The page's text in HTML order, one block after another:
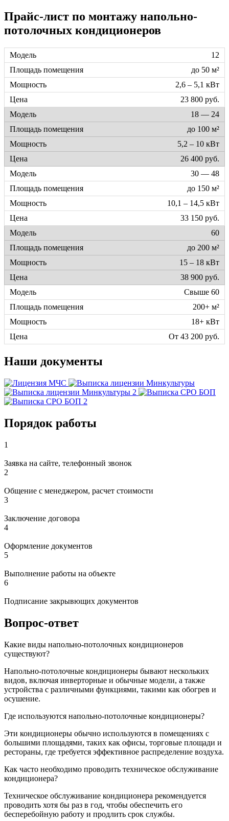
Прайс-лист по монтажу напольно-
потолочных кондиционеров
12
до 50 м²
2,6 – 5,1 кВт
23 800 руб.
18 — 24
до 100 м²
5,2 – 10 кВт
26 400 руб.
30 — 48
до 150 м²
10,1 – 14,5 кВт
33 150 руб.
60
до 200 м²
15 – 18 кВт
38 900 руб.
Свыше 60
200+ м²
18+ кВт
От 43 200 руб.
Наши документы
Порядок работы
1
Заявка на сайте, телефонный звонок
2
Общение с менеджером, расчет стоимости
3
Заключение договора
4
Оформление документов
5
Выполнение работы на объекте
6
Подписание закрывющих документов
Вопрос-ответ
Какие виды напольно-потолочных кондиционеров
существуют?
Напольно-потолочные кондиционеры бывают нескольких
видов, включая инверторные и обычные модели, а также
устройства с различными функциями, такими как обогрев и
осушение.
Где используются напольно-потолочные кондиционеры?
Эти кондиционеры обычно используются в помещениях с
большими площадями, таких как офисы, торговые площади и
рестораны, где требуется эффективное распределение воздуха.
Как часто необходимо проводить техническое обслуживание
кондиционера?
Техническое обслуживание кондиционера рекомендуется
проводить хотя бы раз в год, чтобы обеспечить его
бесперебойную работу и продлить срок службы.